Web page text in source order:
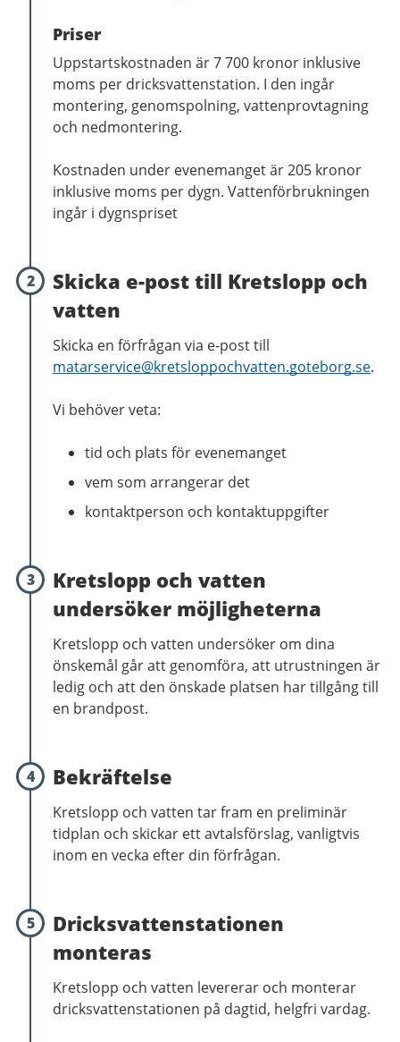
Priser
Uppstartskostnaden är 7 700 kronor inklusive
moms per dricksvattenstation. I den ingår
montering, genomspolning, vattenprovtagning
och nedmontering.
Kostnaden under evenemanget är 205 kronor
inklusive moms per dygn. Vattenförbrukningen
ingår i dygnspriset
2
Skicka e-post till Kretslopp och
vatten
Skicka en förfrågan via e-post till
matarservice@kretsloppochvatten.goteborg.se.
Vi behöver veta:
tid och plats för evenemanget
vem som arrangerar det
kontaktperson och kontaktuppgifter
3
Kretslopp och vatten
undersöker möjligheterna
Kretslopp och vatten undersöker om dina
önskemål går att genomföra, att utrustningen är
ledig och att den önskade platsen har tillgång till
en brandpost.
4 Bekräftelse
Kretslopp och vatten tar fram en preliminär
tidplan och skickar ett avtalsförslag, vanligtvis
inom en vecka efter din förfrågan.
5
Dricksvattenstationen
monteras
Kretslopp och vatten levererar och monterar
dricksvattenstationen på dagtid, helgfri vardag.